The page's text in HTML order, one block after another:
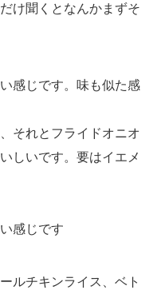
け聞くとなんかまずそ
感じです。味も似た感
それとフライドオニオ
しいです。要はイエメ
感じです
ルチキンライス、ベト